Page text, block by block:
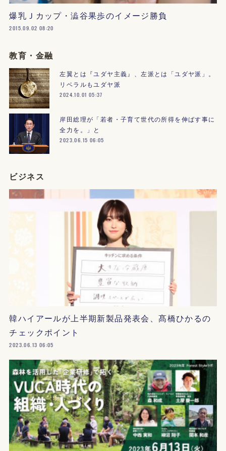
爆乳Ｊカップ・澁谷果歩のイメージ勝負
2015.09.02 08:20
教育・金融
左翼とは『ユダヤ主義』、左派とは「ユダヤ派」。
リベラルもユダヤ派
2024.10.01 05:37
岸田総理が「若者・子育て世代の所得を伸ばす事に
全力を。」と
2023.06.15 06:05
ビジネス
韓ハイアールが上半期新製品発表会、髙橋ひかるの
チェックポイント
2023.06.13 06:05